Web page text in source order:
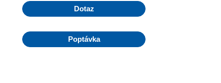
Dotaz
Poptávka